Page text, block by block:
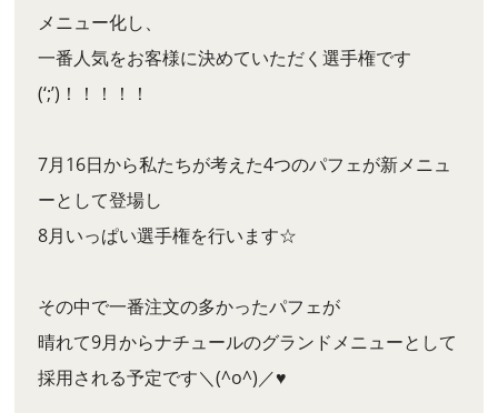
メニュー化し、
一番人気をお客様に決めていただく選手権です
(‘;’)！！！！！
7月16日から私たちが考えた4つのパフェが新メニュ
ーとして登場し
8月いっぱい選手権を行います☆
その中で一番注文の多かったパフェが
晴れて9月からナチュールのグランドメニューとして
採用される予定です＼(^o^)／♥